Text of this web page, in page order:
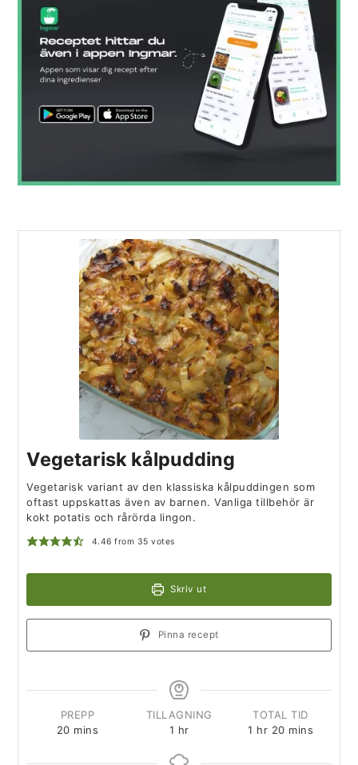
Vegetarisk kålpudding
Vegetarisk variant av den klassiska kålpuddingen som
oftast uppskattas även av barnen. Vanliga tillbehör är
kokt potatis och rårörda lingon.
4.46 from 35 votes
Skriv ut
Pinna recept
PREPP
20 mins
TILLAGNING
1 hr
TOTAL TID
1 hr 20 mins